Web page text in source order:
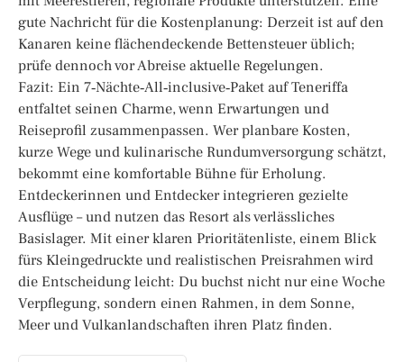
gute Nachricht für die Kostenplanung: Derzeit ist auf den
Kanaren keine flächendeckende Bettensteuer üblich;
prüfe dennoch vor Abreise aktuelle Regelungen.
Fazit: Ein 7‑Nächte‑All‑inclusive‑Paket auf Teneriffa
entfaltet seinen Charme, wenn Erwartungen und
Reiseprofil zusammenpassen. Wer planbare Kosten,
kurze Wege und kulinarische Rundumversorgung schätzt,
bekommt eine komfortable Bühne für Erholung.
Entdeckerinnen und Entdecker integrieren gezielte
Ausflüge – und nutzen das Resort als verlässliches
Basislager. Mit einer klaren Prioritätenliste, einem Blick
fürs Kleingedruckte und realistischen Preisrahmen wird
die Entscheidung leicht: Du buchst nicht nur eine Woche
Verpflegung, sondern einen Rahmen, in dem Sonne,
Meer und Vulkanlandschaften ihren Platz finden.